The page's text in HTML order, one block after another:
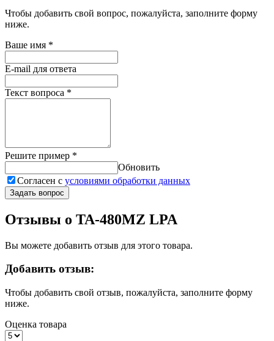
Чтобы добавить свой вопрос, пожалуйста, заполните форму
ниже.
Ваше имя *
E-mail для ответа
Текст вопроса *
Решите пример *
Обновить
Согласен с условиями обработки данных
Задать вопрос
Отзывы о TA-480MZ LPA
Вы можете добавить отзыв для этого товара.
Добавить отзыв:
Чтобы добавить свой отзыв, пожалуйста, заполните форму
ниже.
Оценка товара